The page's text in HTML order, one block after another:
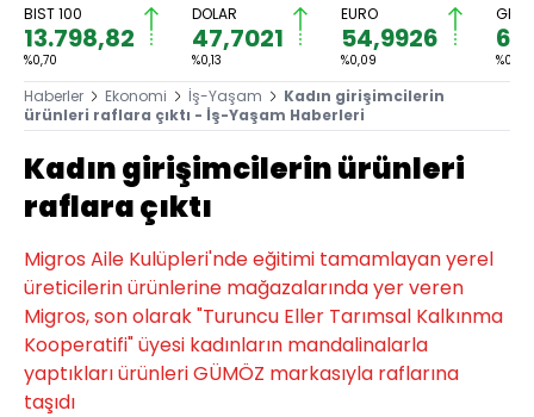
BIST 100
13.798,82
%0,70
DOLAR
47,7021
%0,13
EURO
54,9926
%0,09 %0,79
Haberler Ekonomi İş-Yaşam
Kadın girişimcilerin
ürünleri raflara çıktı - İş-Yaşam Haberleri
Kadın girişimcilerin ürünleri
raflara çıktı
Migros Aile Kulüpleri'nde eğitimi tamamlayan yerel
üreticilerin ürünlerine mağazalarında yer veren
Migros, son olarak "Turuncu Eller Tarımsal Kalkınma
Kooperatifi" üyesi kadınların mandalinalarla
yaptıkları ürünleri GÜMÖZ markasıyla raflarına
taşıdı